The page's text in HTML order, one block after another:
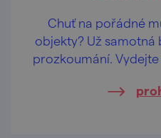
Chuť na pořádné
objekty? Už samotná
prozkoumání. Vydejte